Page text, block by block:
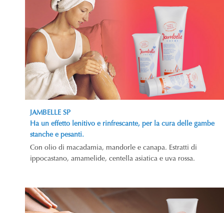
JAMBELLE SP
Ha un effetto lenitivo e rinfrescante, per la cura delle gambe
stanche e pesanti.
Con olio di macadamia, mandorle e canapa. Estratti di
ippocastano, amamelide, centella asiatica e uva rossa.